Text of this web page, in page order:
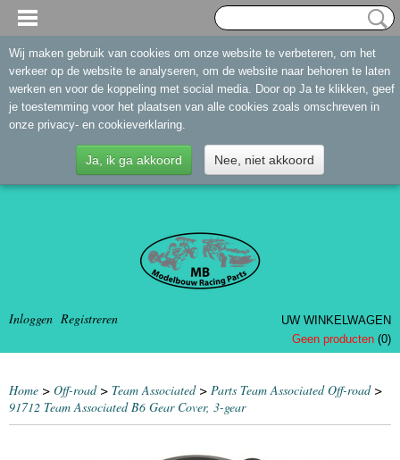
Inloggen Registreren
UW WINKELWAGEN
Geen producten (0)
Home > Off-road> Team Associated> Parts Team Associated Off-road>
91712 Team Associated B6 Gear Cover, 3-gear
Wij maken gebruik van cookies om onze website te verbeteren, om het
verkeer op de website te analyseren, om de website naar behoren te laten
werken en voor de koppeling met social media. Door op Ja te klikken, geef
je toestemming voor het plaatsen van alle cookies zoals omschreven in
onze privacy- en cookieverklaring.
Ja, ik ga akkoord Nee, niet akkoord